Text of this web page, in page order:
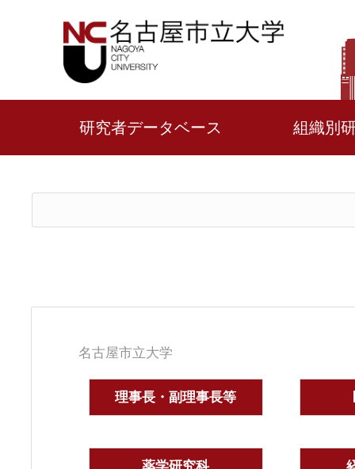
研究者データベース 組織別
名古屋市立大学
理事長・副理事長等